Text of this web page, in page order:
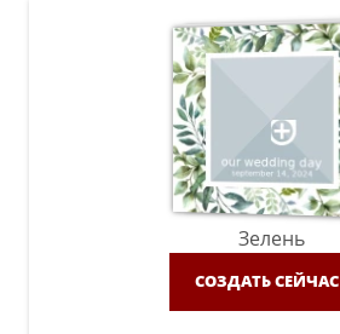
Зелень
СОЗДАТЬ СЕЙЧАС